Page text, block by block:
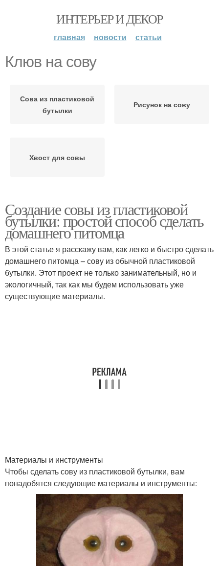
ИНТЕРЬЕР И ДЕКОР
главная новости статьи
Клюв на сову
Сова из пластиковой
бутылки
Рисунок на сову
Хвост для совы
Создание совы из пластиковой
бутылки: простой способ сделать
домашнего питомца
В этой статье я расскажу вам, как легко и быстро сделать
домашнего питомца – сову из обычной пластиковой
бутылки. Этот проект не только занимательный, но и
экологичный, так как мы будем использовать уже
существующие материалы.
Материалы и инструменты
Чтобы сделать сову из пластиковой бутылки, вам
понадобятся следующие материалы и инструменты: